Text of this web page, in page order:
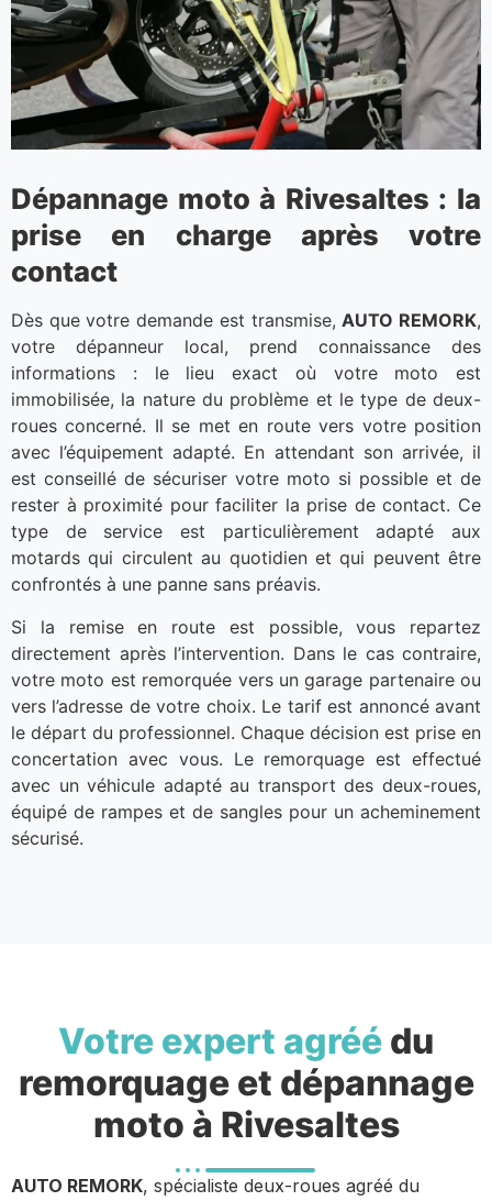
Dépannage moto à Rivesaltes : la
prise en charge après votre
contact
Dès que votre demande est transmise,AUTO REMORK,
votre dépanneur local, prend connaissance des
informations : le lieu exact où votre moto est
immobilisée, la nature du problème et le type de deux-
roues concerné. Il se met en route vers votre position
avec l’équipement adapté. En attendant son arrivée, il
est conseillé de sécuriser votre moto si possible et de
rester à proximité pour faciliter la prise de contact. Ce
type de service est particulièrement adapté aux
motards qui circulent au quotidien et qui peuvent être
confrontés à une panne sans préavis.
Si la remise en route est possible, vous repartez
directement après l’intervention. Dans le cas contraire,
votre moto est remorquée vers un garage partenaire ou
vers l’adresse de votre choix. Le tarif est annoncé avant
le départ du professionnel. Chaque décision est prise en
concertation avec vous. Le remorquage est effectué
avec un véhicule adapté au transport des deux-roues,
équipé de rampes et de sangles pour un acheminement
sécurisé.
Votre expert agréé du
remorquage et dépannage
moto à Rivesaltes
AUTO REMORK, spécialiste deux-roues agréé du